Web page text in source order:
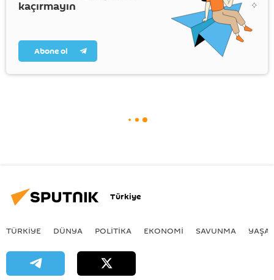
kaçırmayın
Abone ol
Türkiye
TÜRKIYE DÜNYA POLİTİKA EKONOMİ SAVUNMA